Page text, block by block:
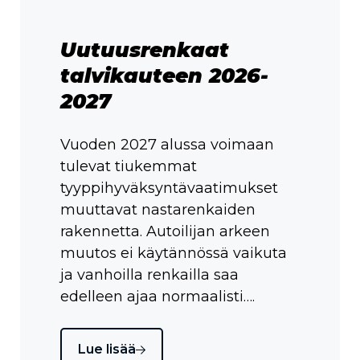
Uutuusrenkaat
talvikauteen 2026-
2027
Vuoden 2027 alussa voimaan
tulevat tiukemmat
tyyppihyväksyntävaatimukset
muuttavat nastarenkaiden
rakennetta. Autoilijan arkeen
muutos ei käytännössä vaikuta
ja vanhoilla renkailla saa
edelleen ajaa normaalisti….
Lue lisää